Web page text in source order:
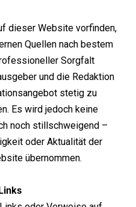
dieser Website vorfinden,
Quellen nach bestem
Sorgfalt
und die Redaktion
stetig zu
Es wird jedoch keine
noch stillschweigend –
oder Aktualität der
übernommen.